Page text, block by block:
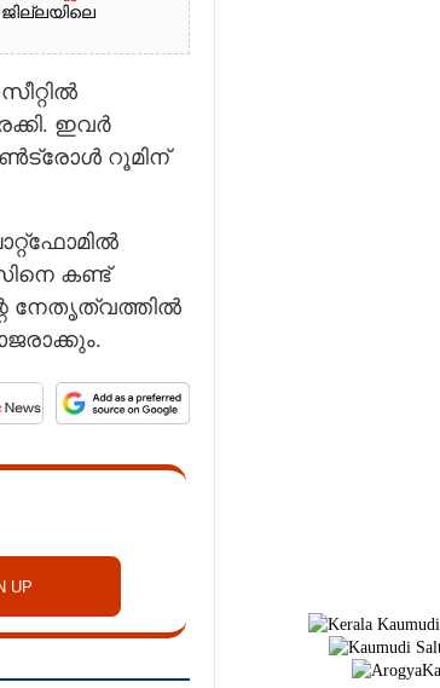
ഇവർ
റൂമിന്
കണ്ട്
നേതൃത്വത്തിൽ